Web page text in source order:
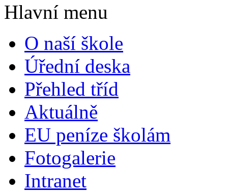
Hlavní menu
O naší škole
Úřední deska
Přehled tříd
Aktuálně
EU peníze školám
Fotogalerie
Intranet